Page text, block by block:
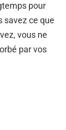
pour
savez ce que
vous ne
par vos